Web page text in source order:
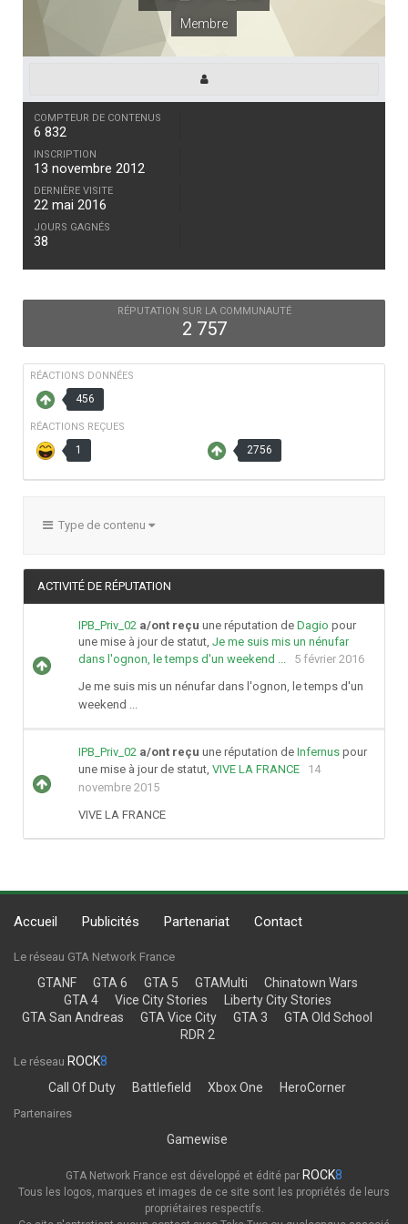
Membre
COMPTEUR DE CONTENUS
6 832
INSCRIPTION
13 novembre 2012
DERNIÈRE VISITE
22 mai 2016
JOURS GAGNÉS
38
RÉPUTATION SUR LA COMMUNAUTÉ
2 757
RÉACTIONS DONNÉES
456
RÉACTIONS REÇUES
1 2756
Type de contenu
ACTIVITÉ DE RÉPUTATION
IPB_Priv_02 a/ont reçu une réputation de Dagio pour
une mise à jour de statut, Je me suis mis un nénufar
dans l'ognon, le temps d'un weekend ...
5 février 2016
Je me suis mis un nénufar dans l'ognon, le temps d'un
weekend ...
IPB_Priv_02 a/ont reçu une réputation de Infernus pour
une mise à jour de statut, VIVE LA FRANCE
14
novembre 2015
VIVE LA FRANCE
Accueil Publicités Partenariat Contact
Le réseau GTA Network France
GTANF GTA 6 GTA 5 GTAMulti
Chinatown Wars
GTA 4
Vice City Stories
Liberty City Stories
GTA San Andreas
GTA Vice City GTA 3
GTA Old School
RDR 2
Le réseau ROCK8
Call Of Duty
Battlefield Xbox One HeroCorner
Partenaires
Gamewise
GTA Network France est développé et édité par ROCK8
Tous les logos, marques et images de ce site sont les propriétés de leurs
propriétaires respectifs.